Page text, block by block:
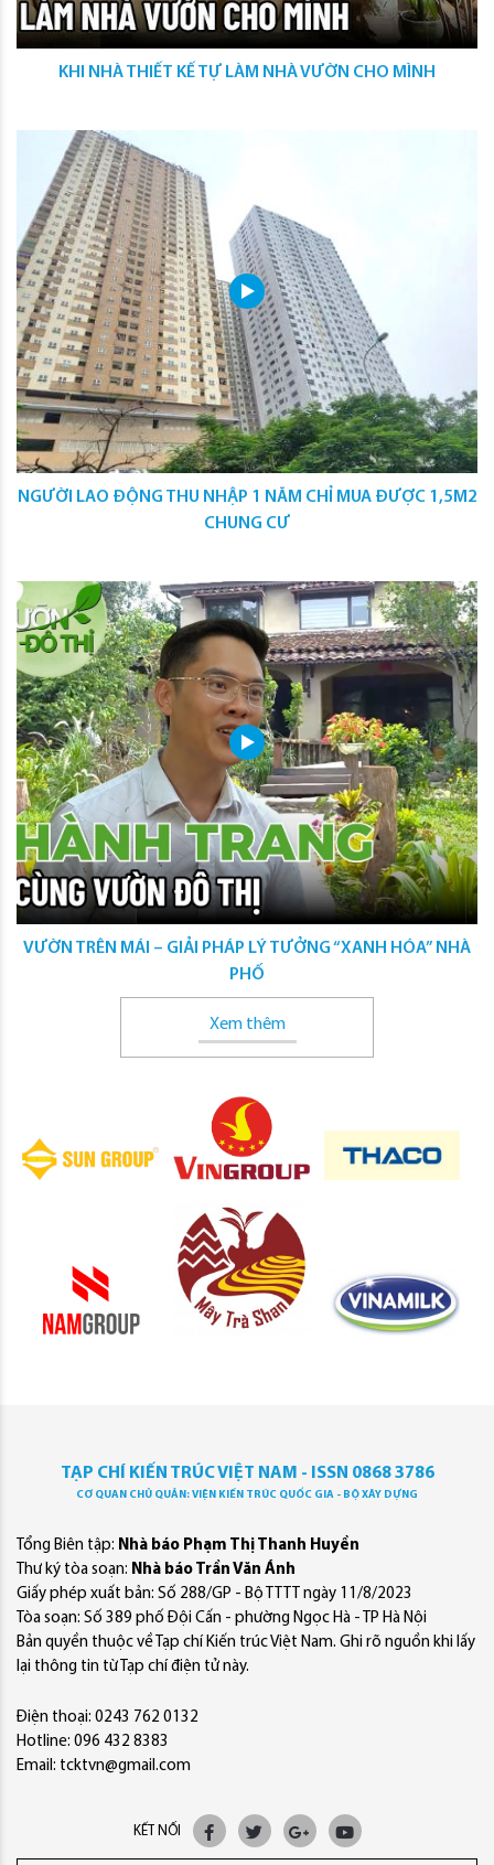
KHI NHÀ THIẾT KẾ TỰ LÀM NHÀ VƯỜN CHO MÌNH
NGƯỜI LAO ĐỘNG THU NHẬP 1 NĂM CHỈ MUA ĐƯỢC 1,5M2
CHUNG CƯ
VƯỜN TRÊN MÁI – GIẢI PHÁP LÝ TƯỞNG “XANH HÓA” NHÀ
PHỐ
Xem thêm
TẠP CHÍ KIẾN TRÚC VIỆT NAM - ISSN 0868 3786
CƠ QUAN CHỦ QUẢN: VIỆN KIẾN TRÚC QUỐC GIA - BỘ XÂY DỰNG
Tổng Biên tập: Nhà báo Phạm Thị Thanh Huyền
Thư ký tòa soạn: Nhà báo Trần Văn Ánh
Giấy phép xuất bản: Số 288/GP - Bộ TTTT ngày 11/8/2023
Tòa soạn: Số 389 phố Đội Cấn - phường Ngọc Hà - TP Hà Nội
Bản quyền thuộc về Tạp chí Kiến trúc Việt Nam. Ghi rõ nguồn khi lấy
lại thông tin từ Tạp chí điện tử này.
Điện thoại: 0243 762 0132
Hotline: 096 432 8383
Email: tcktvn@gmail.com
KẾT NỐI